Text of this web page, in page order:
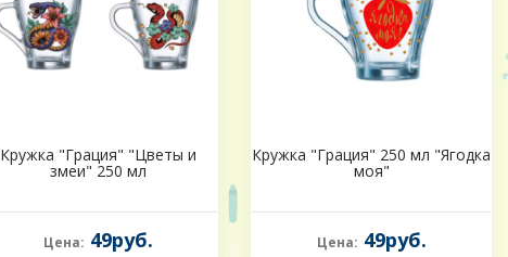
Кружка "Грация" "Цветы и
змеи" 250 мл
Цена: 49руб.
Кружка "Грация" 250 мл "Ягодка
моя"
Цена: 49руб.